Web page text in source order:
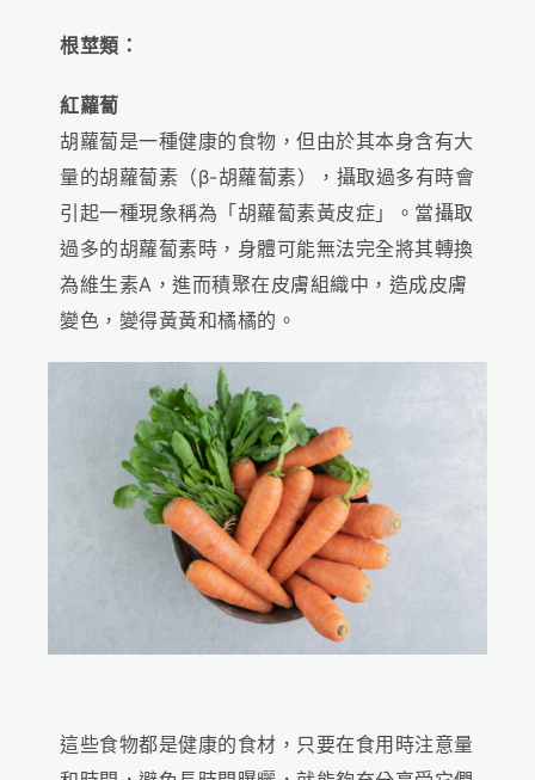
根莖類：
紅蘿蔔
胡蘿蔔是一種健康的食物，但由於其本身含有大
量的胡蘿蔔素（β-胡蘿蔔素），攝取過多有時會
引起一種現象稱為「胡蘿蔔素黃皮症」。當攝取
過多的胡蘿蔔素時，身體可能無法完全將其轉換
為維生素A，進而積聚在皮膚組織中，造成皮膚
變色，變得黃黃和橘橘的。
這些食物都是健康的食材，只要在食用時注意量